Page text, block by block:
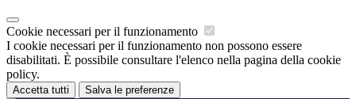
Cookie necessari per il funzionamento
I cookie necessari per il funzionamento non possono essere
disabilitati. È possibile consultare l'elenco nella pagina della cookie
policy.
Accetta tutti Salva le preferenze